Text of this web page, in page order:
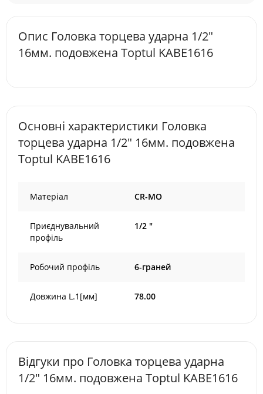
Опис Головка торцева ударна 1/2"
16мм. подовжена Toptul KABE1616
Основні характеристики Головка
торцева ударна 1/2" 16мм. подовжена
Toptul KABE1616
Матеріал CR-MO
Приєднувальний
профіль
1/2 "
Робочий профіль 6-граней
Довжина L.1[мм] 78.00
Відгуки про Головка торцева ударна
1/2" 16мм. подовжена Toptul KABE1616